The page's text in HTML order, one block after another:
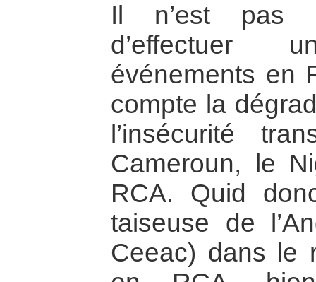
Il n’est pas
d’effectuer
événements en
compte la
l’insécurité
Cameroun, le
RCA. Quid
taiseuse de
Ceeac) dans le